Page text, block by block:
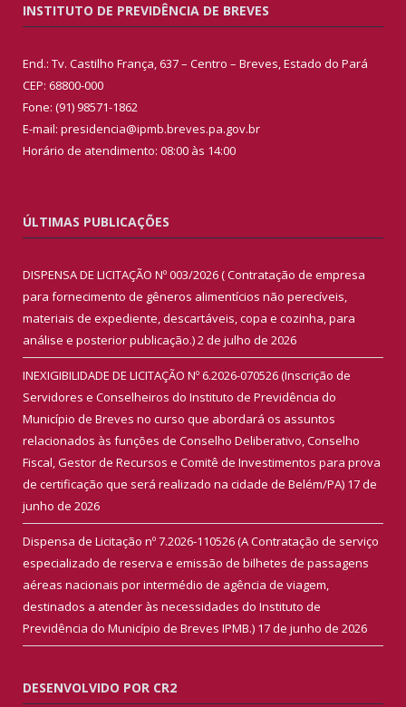
INSTITUTO DE PREVIDÊNCIA DE BREVES
End.: Tv. Castilho França, 637 – Centro – Breves, Estado do Pará
CEP: 68800-000
Fone: (91) 98571-1862
E-mail: presidencia@ipmb.breves.pa.gov.br
Horário de atendimento: 08:00 às 14:00
ÚLTIMAS PUBLICAÇÕES
DISPENSA DE LICITAÇÃO Nº 003/2026 ( Contratação de empresa
para fornecimento de gêneros alimentícios não perecíveis,
materiais de expediente, descartáveis, copa e cozinha, para
análise e posterior publicação.)2 de julho de 2026
INEXIGIBILIDADE DE LICITAÇÃO Nº 6.2026-070526 (Inscrição de
Servidores e Conselheiros do Instituto de Previdência do
Município de Breves no curso que abordará os assuntos
relacionados às funções de Conselho Deliberativo, Conselho
Fiscal, Gestor de Recursos e Comitê de Investimentos para prova
de certificação que será realizado na cidade de Belém/PA) 17 de
junho de 2026
Dispensa de Licitação nº 7.2026-110526 (A Contratação de serviço
especializado de reserva e emissão de bilhetes de passagens
aéreas nacionais por intermédio de agência de viagem,
destinados a atender às necessidades do Instituto de
Previdência do Município de Breves IPMB.) 17 de junho de 2026
DESENVOLVIDO POR CR2